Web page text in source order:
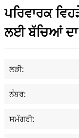
ਪਰਿਵਾਰਕ
ਲਈ ਬੱਚਿਆਂ ਦਾ
ਲੜੀ:
ਨੰਬਰ:
ਸਮੱਗਰੀ: